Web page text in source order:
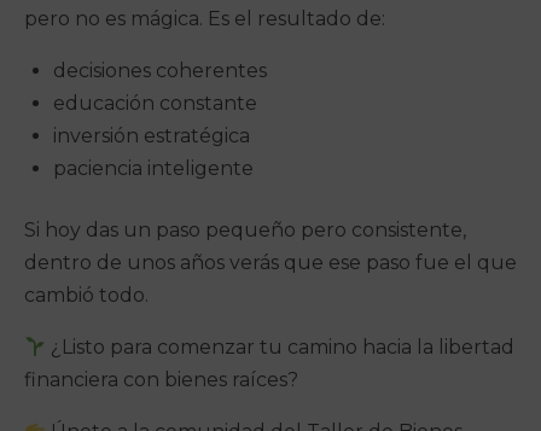
pero no es mágica. Es el resultado de:
decisiones coherentes
educación constante
inversión estratégica
paciencia inteligente
Si hoy das un paso pequeño pero consistente,
dentro de unos años verás que ese paso fue el que
cambió todo.
¿Listo para comenzar tu camino hacia la libertad
financiera con bienes raíces?